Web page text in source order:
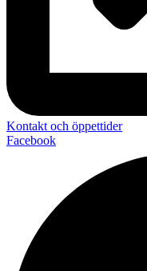
Kontakt och öppettider
Facebook